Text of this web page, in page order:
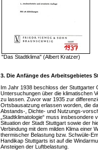
"Das Stadtklima" (Albert Kratzer)
3. Die Anfänge des Arbeitsgebietes
Im Jahr 1938 beschloss der Stuttgarter
Untersuchungen über die klimatischen
zu lassen. Zuvor war 1935 zur
Ortsbausatzung erlassen worden, die
Abstands-, Dichte- und Nutzungs-
„Stadtklimatologie“ muss
Situation der Stadt Stuttgart sowie der
Verbindung mit dem milden Klima einer
thermischer Belastung bzw. Schwüle-
Handikap Stuttgarts ist auf die
Ansteigen der Luftbelastung.